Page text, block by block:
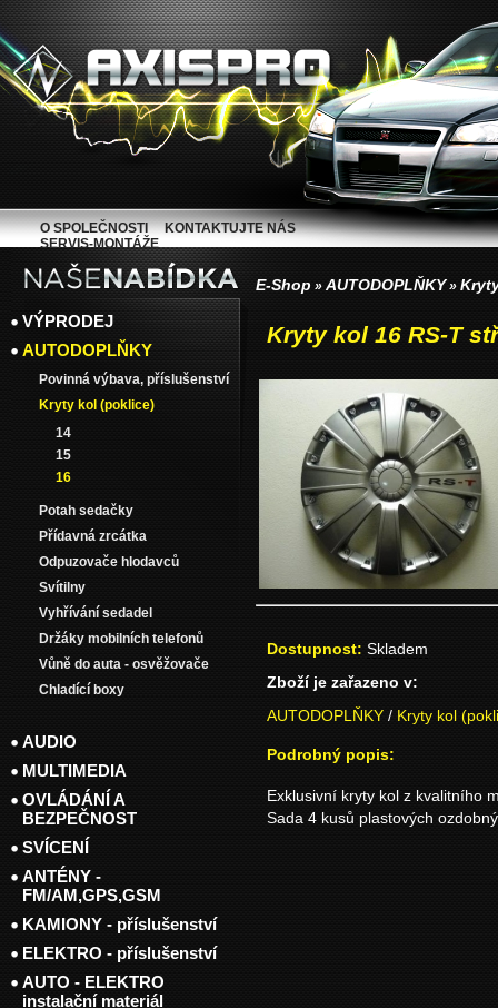
E-Shop » AUTODOPLŇKY»
Kryty kol 16 RS-T
Dostupnost: Skladem
Zboží je zařazeno v:
AUTODOPLŇKY / Kryty kol
Podrobný popis:
Exklusivní kryty kol z kvalitního
Sada 4 kusů plastových
VÝPRODEJ
AUTODOPLŇKY
Povinná výbava, příslušenství
Kryty kol (poklice)
14
15
16
Potah sedačky
Přídavná zrcátka
Odpuzovače hlodavců
Svítilny
Vyhřívání sedadel
Držáky mobilních telefonů
Vůně do auta - osvěžovače
Chladící boxy
AUDIO
MULTIMEDIA
OVLÁDÁNÍ A
BEZPEČNOST
SVÍCENÍ
ANTÉNY -
FM/AM,GPS,GSM
KAMIONY - příslušenství
ELEKTRO - příslušenství
AUTO - ELEKTRO
instalační materiál
O SPOLEČNOSTI
KONTAKTUJTE NÁS
SERVIS-MONTÁŽE